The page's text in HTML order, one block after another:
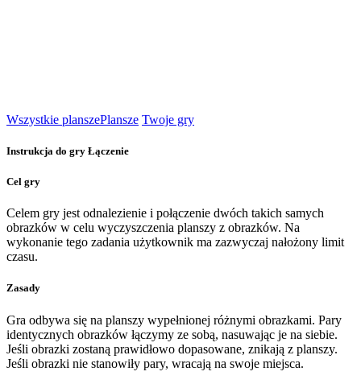
Wszystkie planszePlansze Twoje gry
Instrukcja do gry Łączenie
Cel gry
Celem gry jest odnalezienie i połączenie dwóch takich samych
obrazków w celu wyczyszczenia planszy z obrazków. Na
wykonanie tego zadania użytkownik ma zazwyczaj nałożony limit
czasu.
Zasady
Gra odbywa się na planszy wypełnionej różnymi obrazkami. Pary
identycznych obrazków łączymy ze sobą, nasuwając je na siebie.
Jeśli obrazki zostaną prawidłowo dopasowane, znikają z planszy.
Jeśli obrazki nie stanowiły pary, wracają na swoje miejsca.